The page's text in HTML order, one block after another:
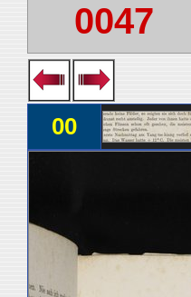
0047
00